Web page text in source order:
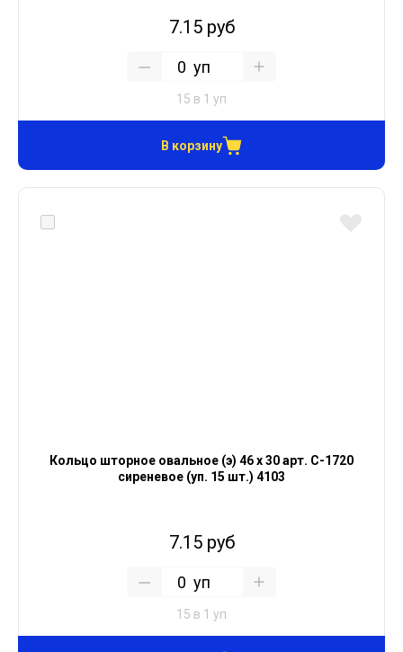
7.15 руб
уп
15 в 1 уп
В корзину
Кольцо шторное овальное (э) 46 х 30 арт. С-1720
сиреневое (уп. 15 шт.) 4103
7.15 руб
уп
15 в 1 уп